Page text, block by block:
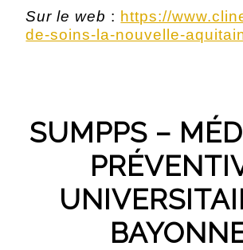
Sur le web : https://
de-soins-la-nouvelle-
SUMPPS –